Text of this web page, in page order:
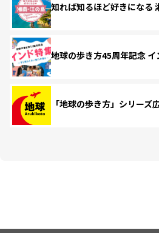
知れば知るほど好きになる
地球の歩き方45周年記念 イ
「地球の歩き方」シリーズ